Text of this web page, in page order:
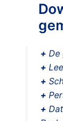
+ De
+
+
+
+